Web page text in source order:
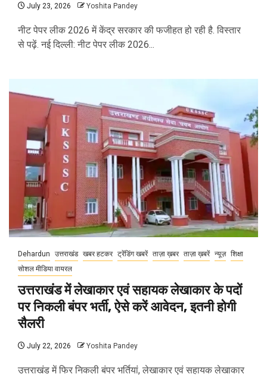
July 23, 2026 Yoshita Pandey
नीट पेपर लीक 2026 में केंद्र सरकार की फजीहत हो रही है. विस्तार
से पढ़ें. नई दिल्ली: नीट पेपर लीक 2026...
Dehardun उत्तराखंड खबर हटकर ट्रेंडिंग खबरें ताज़ा ख़बर ताज़ा ख़बरें न्यूज़ शिक्षा
सोशल मीडिया वायरल
उत्तराखंड में लेखाकार एवं सहायक लेखाकार के पदों
पर निकली बंपर भर्ती, ऐसे करें आवेदन, इतनी होगी
सैलरी
July 22, 2026 Yoshita Pandey
उत्तराखंड में फिर निकली बंपर भर्तियां, लेखाकार एवं सहायक लेखाकार